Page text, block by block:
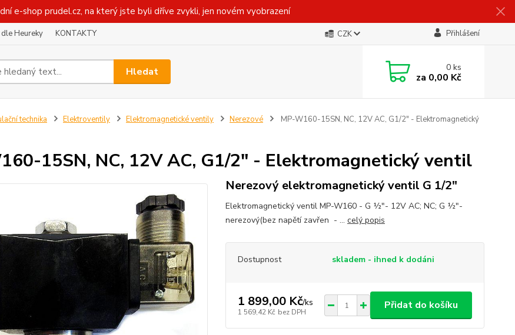
e-shop prudel.cz, na který jste byli dříve zvykli, jen novém vyobrazení
Heureky KONTAKTY CZK Přihlášení
Hledat 0ks
za 0,00 Kč
technika Elektroventily Elektromagnetické ventily Nerezové
MP-W160-15SN, NC, 12V AC, G1/2" - Elektromagnetický
15SN, NC, 12V AC, G1/2" - Elektromagnetický ventil
Nerezový elektromagnetický ventil G 1/2"
Elektromagnetický ventil MP-W160 - G ½"- 12V AC; NC; G ½"-
nerezový(bez napětí zavřen - ... celý popis
Dostupnost skladem - ihned k dodáni
1 899,00 Kč/ks
1 569,42 Kč bez DPH
Přidat do košíku